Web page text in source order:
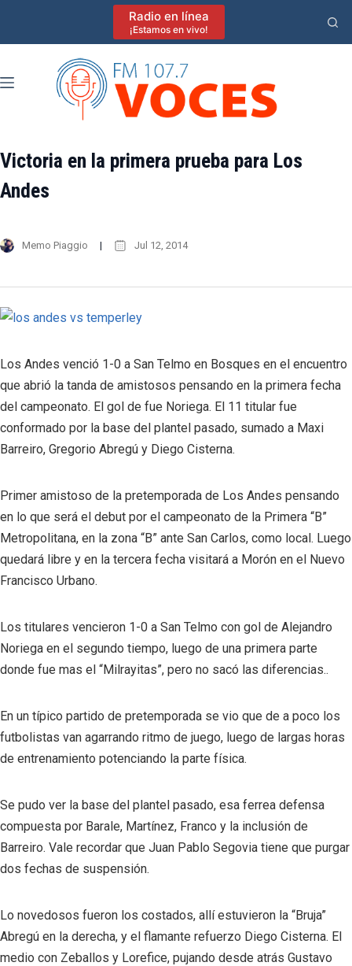
Radio en línea
¡Estamos en vivo!
Victoria en la primera prueba para Los
Andes
Memo Piaggio Jul 12, 2014
Los Andes venció 1-0 a San Telmo en Bosques en el encuentro
que abrió la tanda de amistosos pensando en la primera fecha
del campeonato. El gol de fue Noriega. El 11 titular fue
conformado por la base del plantel pasado, sumado a Maxi
Barreiro, Gregorio Abregú y Diego Cisterna.
Primer amistoso de la pretemporada de Los Andes pensando
en lo que será el debut por el campeonato de la Primera “B”
Metropolitana, en la zona “B” ante San Carlos, como local. Luego
quedará libre y en la tercera fecha visitará a Morón en el Nuevo
Francisco Urbano.
Los titulares vencieron 1-0 a San Telmo con gol de Alejandro
Noriega en el segundo tiempo, luego de una primera parte
donde fue mas el “Milrayitas”, pero no sacó las diferencias..
En un típico partido de pretemporada se vio que de a poco los
futbolistas van agarrando ritmo de juego, luego de largas horas
de entrenamiento potenciando la parte física.
Se pudo ver la base del plantel pasado, esa ferrea defensa
compuesta por Barale, Martínez, Franco y la inclusión de
Barreiro. Vale recordar que Juan Pablo Segovia tiene que purgar
dos fechas de suspensión.
Lo novedosos fueron los costados, allí estuvieron la “Bruja”
Abregú en la derecha, y el flamante refuerzo Diego Cisterna. El
medio con Zeballos y Lorefice, pujando desde atrás Gustavo